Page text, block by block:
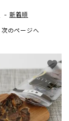
- 新着順
次のページへ
favorite